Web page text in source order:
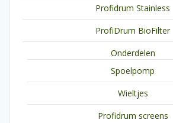
Profidrum Stainless
ProfiDrum BioFilter
Onderdelen
Spoelpomp
Wieltjes
Profidrum screens